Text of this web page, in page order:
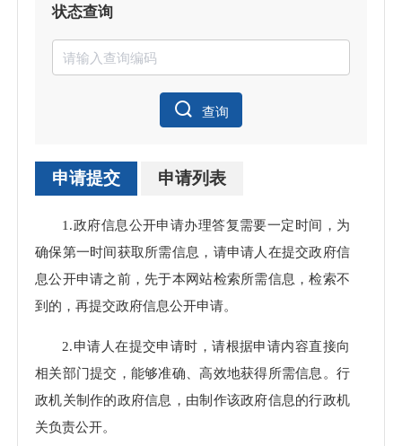
状态查询
查询
申请提交 申请列表
1.政府信息公开申请办理答复需要一定时间，为
确保第一时间获取所需信息，请申请人在提交政府信
息公开申请之前，先于本网站检索所需信息，检索不
到的，再提交政府信息公开申请。
2.申请人在提交申请时，请根据申请内容直接向
相关部门提交，能够准确、高效地获得所需信息。行
政机关制作的政府信息，由制作该政府信息的行政机
关负责公开。